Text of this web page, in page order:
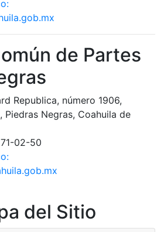
de Partes
Republica, número 1906,
Negras, Coahuila de
02-50
del Sitio